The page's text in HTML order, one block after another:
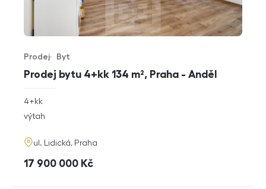
Prodej bytu 4+kk 134 m², Praha - Anděl
Typ nabídky
Prodej
Typ nemovitosti
Byt
rozměry
dispozice
4+kk
funkce
výtah
adresa
ul. Lidická, Praha
cena
17 900 000 Kč